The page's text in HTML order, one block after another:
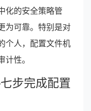
化的安全策略管
为可靠。特别是对
个人，配置文件机
性。
步完成配置